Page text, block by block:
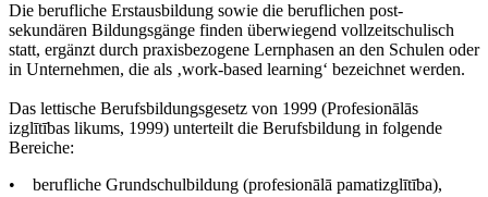
Die berufliche Erstausbildung sowie die beruflichen post-
sekundären Bildungsgänge finden überwiegend vollzeitschulisch
statt, ergänzt durch praxisbezogene Lernphasen an den Schulen oder
in Unternehmen, die als ‚work-based learning‘ bezeichnet werden.
Das lettische Berufsbildungsgesetz von 1999 (Profesionālās
izglītības likums, 1999) unterteilt die Berufsbildung in folgende
Bereiche:
• berufliche Grundschulbildung (profesionālā pamatizglītība),